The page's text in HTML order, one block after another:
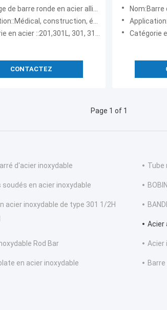
barre ronde en acier allié au titane
construction, énergie nucléaire, hydroélectricité
301, 310S, 316L, 316, 321, 436L, 304, 439, 436, 445
CONTACTEZ
acier de 7
Nom:Barre de tige
Catégorie en acier
Page 1 of 1
d'acier inoxydable Tube
soudés en acier inoxydable
acier inoxydable de type 301 1/2H
Acier
Rod Bar Acier
en acier inoxydable